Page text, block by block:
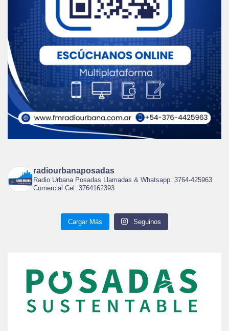
radiourbanaposadas
Radio Urbana Posadas Llamadas & Whatsapp: 3764-425963
Comercial Cel: 3764162393
Cargar Más Seguinos